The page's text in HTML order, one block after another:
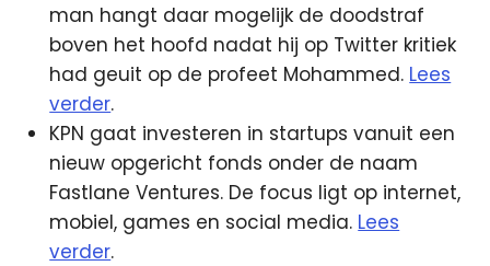
man hangt daar mogelijk de doodstraf
boven het hoofd nadat hij op Twitter kritiek
had geuit op de profeet Mohammed. Lees
verder.
KPN gaat investeren in startups vanuit een
nieuw opgericht fonds onder de naam
Fastlane Ventures. De focus ligt op internet,
mobiel, games en social media. Lees
verder.